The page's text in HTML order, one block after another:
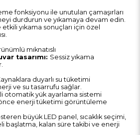
fonksiyonu ile unutulan çamaşırları
durdurun ve yıkamaya devam edin.
etkili yıkama sonuçları için özel
mıknatıslı
tasarımı: Sessiz yıkama
duyarlı su tüketimi
ve su tasarrufu sağlar.
otomatik yük ayarlama sistemi
enerji tüketimi görüntüleme
büyük LED panel, sıcaklık seçimi,
başlatma, kalan süre takibi ve enerji